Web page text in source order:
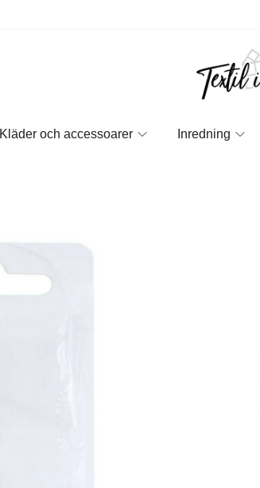
Kläder och accessoarer Inredning